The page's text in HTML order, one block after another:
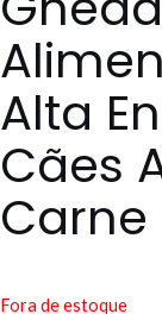
Alta
Cães
Carne
Fora de estoque